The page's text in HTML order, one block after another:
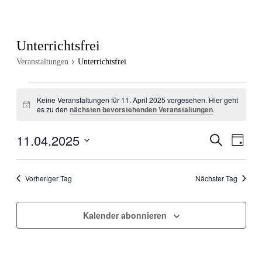
Unterrichtsfrei
Veranstaltungen Unterrichtsfrei
für
April
Hinweis
Keine Veranstaltungen für 11. April 2025 vorgesehen. Hier geht
es zu dennächsten bevorstehenden Veranstaltungen.
Suche
Tag
11.04.2025
Vorheriger Tag
Nächster Tag
Kalender abonnieren